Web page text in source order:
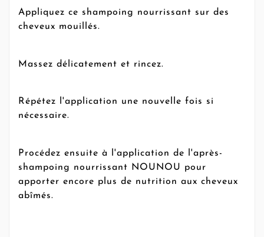
Appliquez ce shampoing nourrissant sur des
cheveux mouillés.
Massez délicatement et rincez.
Répétez l'application une nouvelle fois si
nécessaire.
Procédez ensuite à l'application de l'après-
shampoing nourrissant NOUNOU pour
apporter encore plus de nutrition aux cheveux
abîmés.